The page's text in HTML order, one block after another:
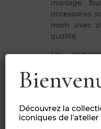
mariage.
accessoires
main avec
qualité.
Les
l’option «
urgente »
Découvrez la
iconiques de